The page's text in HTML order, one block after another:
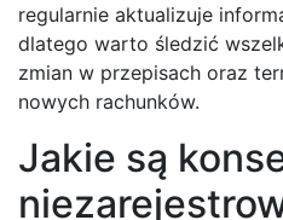
regularnie aktualizuje
dlatego warto śledzić
zmian w przepisach oraz
nowych rachunków.
Jakie są